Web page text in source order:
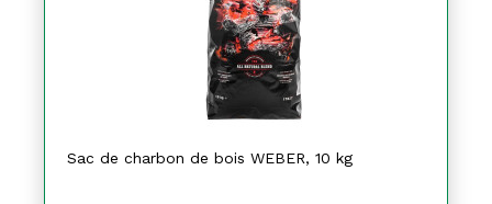
Sac de charbon de bois WEBER, 10 kg